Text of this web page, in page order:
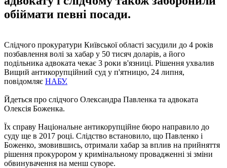
обіймати певні посади.
Слідчого прокуратури Київської області засудили до 4 років
позбавлення волі за хабар у 50 тисяч доларів, а його
подільника адвоката чекає 3 роки в'язниці. Рішення ухвалив
Вищий антикорупційний суд у п'ятницю, 24 липня,
повідомляє НАБУ.
Йдеться про слідчого Олександра Павленка та адвоката
Олексія Боженка.
Їх справу Національне антикорупційне бюро направило до
суду ще в 2017 році. Слідство встановило, що Павленко і
Боженко, змовившись, отримали хабар за вплив на прийняття
рішення прокурором у кримінальному провадженні зі зміни
обвинувачення на менш суворе.